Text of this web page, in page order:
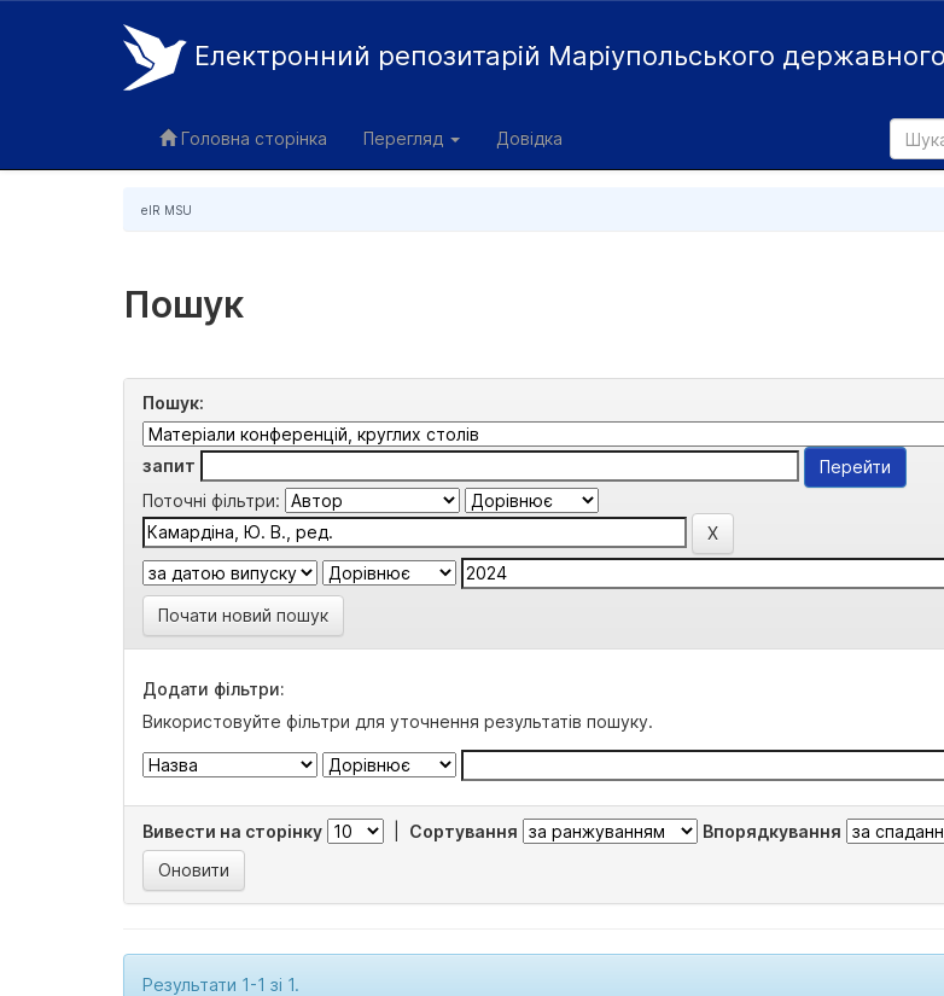
Електронний репозитарій Маріупольського
Головна сторінка Перегляд Довідка
eIR MSU
Пошук
Пошук:
запит
Поточні фільтри:
Почати новий пошук
Додати фільтри:
Використовуйте фільтри для уточнення результатів пошуку.
Вивести на сторінку Сортування Впорядкування
Результати 1-1 зі 1.